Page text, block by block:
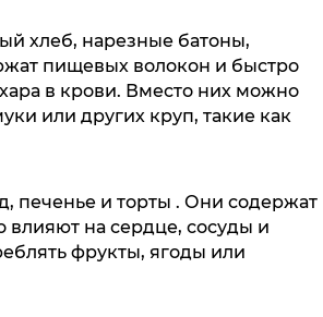
хлеб, нарезные батоны,
пищевых волокон и быстро
в крови. Вместо них можно
или других круп, такие как
печенье и торты . Они содержат
влияют на сердце, сосуды и
фрукты, ягоды или